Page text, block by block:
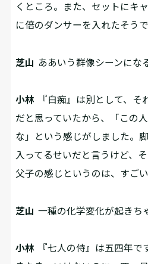
くところ。また、セットにキ
に倍のダンサーを入れたそうで
芝山 ああいう群像シーンにな
小林 『白痴』は別として、そ
だと思っていたから、「この
な」という感じがしました。
入ってるせいだと言うけど、
父子の感じというのは、すご
芝山 一種の化学変化が起きち
小林 『七人の侍』は五四年で